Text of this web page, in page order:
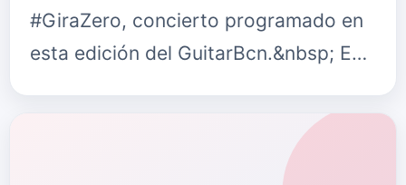
#GiraZero, concierto programado en
esta edición del GuitarBcn.&nbsp; E…